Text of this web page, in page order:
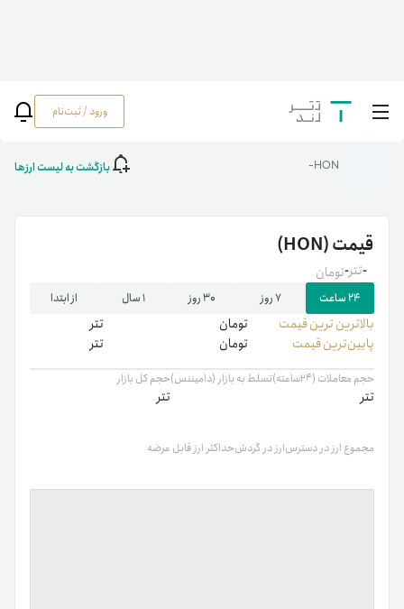
ورود / ثبت‌نام خانه رمزارزها/
HON
HON- بازگشت به لیست ارزها
قیمت(HON)
-تومان -تتر
۲۴ ساعت ۷ روز ۳۰ روز ۱ سال از ابتدا
بالاترین ‌ترین قیمت تومان
تتر
پایین‌ترین قیمت
تومان تتر
حجم معاملات (۲۴ساعته)
تتر
تسلط به بازار (دامیننس)حجم کل بازار
تتر
مجموع ارز در دسترسارز در گردشحداکثر ارز قابل عرضه